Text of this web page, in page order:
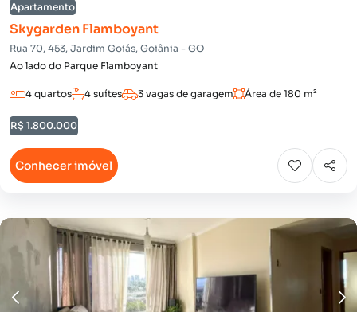
Apartamento
Skygarden Flamboyant
Rua 70, 453, Jardim Goiás, Goiânia - GO
Ao lado do Parque Flamboyant
4 quartos 4 suítes 3 vagas de garagem Área de 180 m²
R$ 1.800.000
Conhecer imóvel